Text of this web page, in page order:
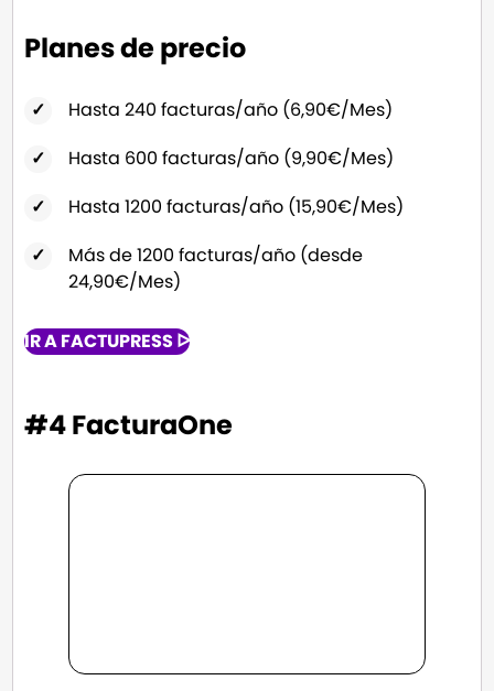
Planes de precio
Hasta 240 facturas/año (6,90€/Mes)
Hasta 600 facturas/año (9,90€/Mes)
Hasta 1200 facturas/año (15,90€/Mes)
Más de 1200 facturas/año (desde
24,90€/Mes)
IR A FACTUPRESS ᐅ
#4 FacturaOne